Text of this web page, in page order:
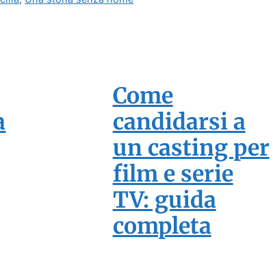
Come
candidarsi a
un casting per
film e serie
TV: guida
completa